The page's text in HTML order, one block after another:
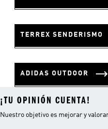
TERREX SENDERISMO
ADIDAS OUTDOOR
¡TU OPINIÓN CUENTA!
Nuestro objetivo es mejorar y